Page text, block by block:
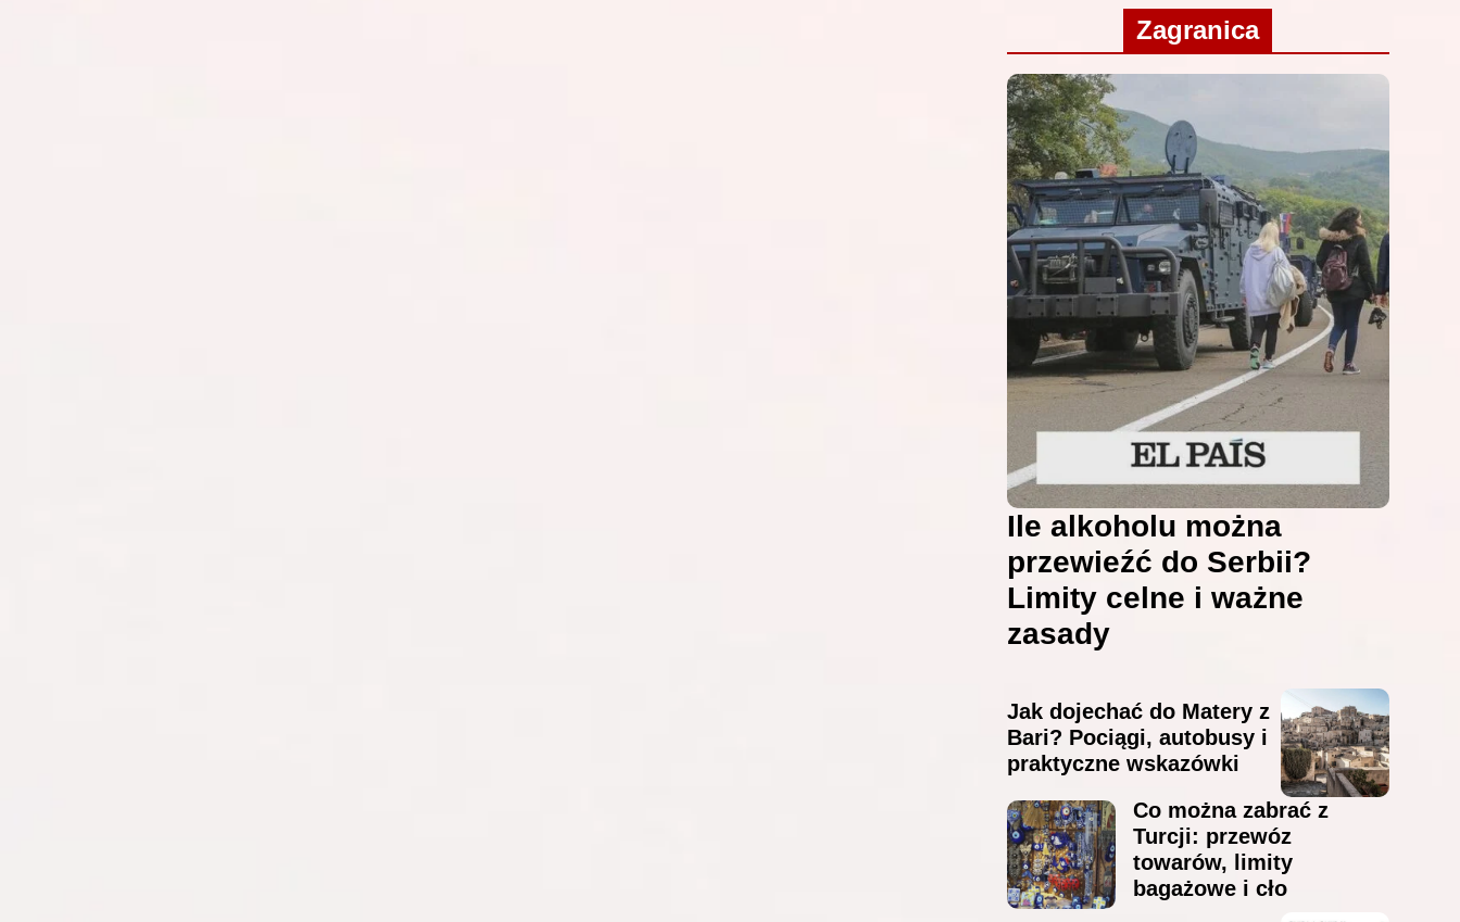
Zagranica
Ile alkoholu można
przewieźć do Serbii?
Limity celne i ważne
zasady
Jak dojechać do Matery z
Bari? Pociągi, autobusy i
praktyczne wskazówki
Co można zabrać z
Turcji: przewóz
towarów, limity
bagażowe i cło